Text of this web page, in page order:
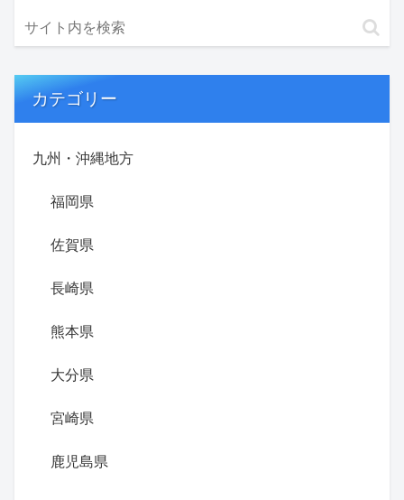
カテゴリー
九州・沖縄地方
福岡県
佐賀県
長崎県
熊本県
大分県
宮崎県
鹿児島県